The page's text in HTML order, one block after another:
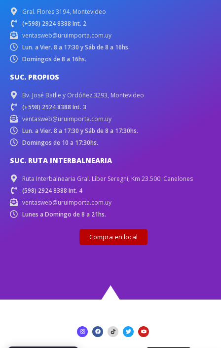
Gral. Flores 3194, Montevideo
(+598) 2924 8388 Int. 2
ventasweb@uruimporta.com.uy
Lun. a Vier. 8 a 17:30 y Sáb de 8 a 16hs.
Domingos de 8 a 16hs.
SUC. PROPIOS
Bv. José Batlle y Ordóñez 3293, Montevideo
(+598) 2924 8388 Int. 3
ventasweb@uruimporta.com.uy
Lun. a Vier. 8 a 17:30 y Sáb de 8 a 17:30hs.
Domingos de 10 a 17:30hs.
SUC. RUTA INTERBALNEARIA
Ruta Interbalnearia Gral. Líber Seregni, Km 23.500. Canelones
(598) 2924 8388 Int. 4
ventasweb@uruimporta.com.uy
Lunes a Domingo de 8 a 21hs.
Compra en local